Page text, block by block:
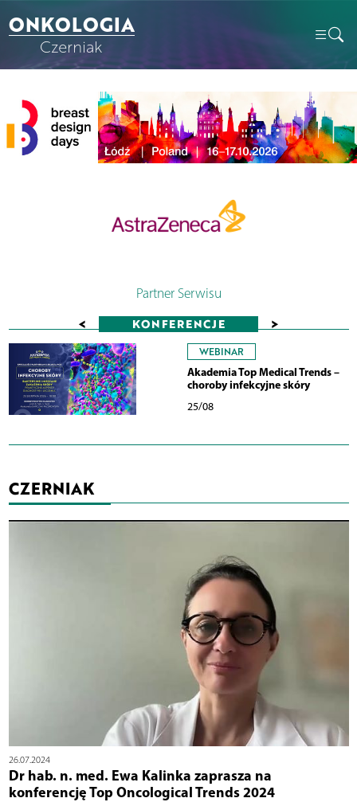
ONKOLOGIA
Czerniak
Partner Serwisu
< KONFERENCJE >
WEBINAR
Akademia Top Medical Trends –
choroby infekcyjne skóry
25/08
CZERNIAK
26.07.2024
Dr hab. n. med. Ewa Kalinka zaprasza na
konferencję Top Oncological Trends 2024